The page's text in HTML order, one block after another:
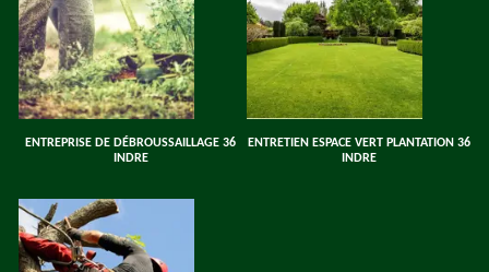
ENTREPRISE DE DÉBROUSSAILLAGE 36
INDRE
ENTRETIEN ESPACE VERT PLANTATION 36
INDRE